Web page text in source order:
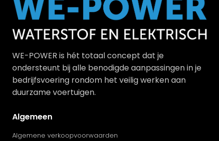
WE-POWER is hét totaal concept dat je
ondersteunt bij alle benodigde aanpassingen in je
bedrijfsvoering rondom het veilig werken aan
duurzame voertuigen.
Algemeen
Algemene verkoopvoorwaarden